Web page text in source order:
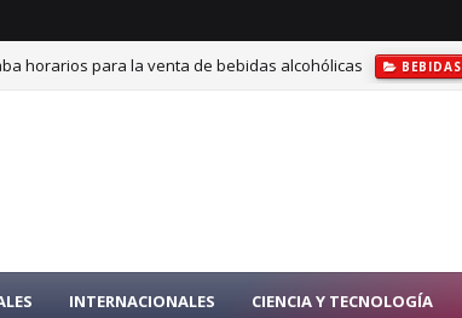
horarios para la venta de bebidas alcohólicas BEBIDAS
INTERNACIONALES CIENCIA Y TECNOLOGÍA